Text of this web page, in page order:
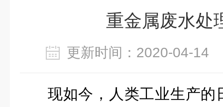
重金属废水处
更新时间：2020-04-
现如今，人类工业生产的